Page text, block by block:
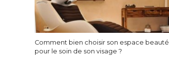
Comment bien choisir son espace beauté
pour le soin de son visage ?